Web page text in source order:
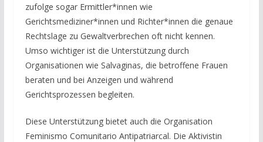
zufolge sogar Ermittler*innen wie
Gerichtsmediziner*innen und Richter*innen die genaue
Rechtslage zu Gewaltverbrechen oft nicht kennen.
Umso wichtiger ist die Unterstützung durch
Organisationen wie Salvaginas, die betroffene Frauen
beraten und bei Anzeigen und während
Gerichtsprozessen begleiten.
Diese Unterstützung bietet auch die Organisation
Feminismo Comunitario Antipatriarcal. Die Aktivistin